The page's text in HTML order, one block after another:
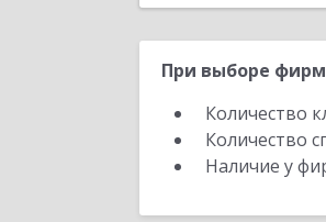
При выборе
Количество
Количество
Наличие у